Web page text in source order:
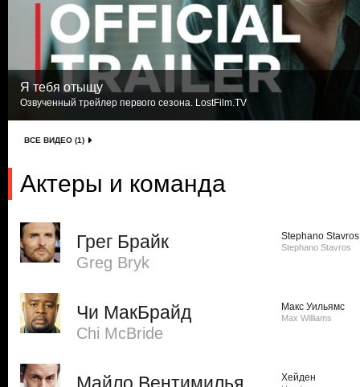
Я тебя отыщу
Озвученный трейлер первого сезона. LostFilm.TV
ВСЕ ВИДЕО (1)
Актеры и команда
Грег Брайк
Greg Bryk
Stephano Stavros
Stephano Stavros
Чи МакБрайд
Chi McBride
Макс Уильямс
Max Williams
Хейден